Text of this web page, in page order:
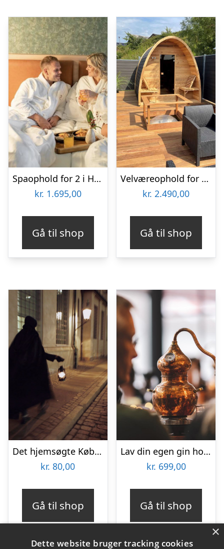
Spaophold for 2 i HimmerLand
kr. 1.695,00
Gå til shop
Velværeophold for 2 på Hvalpsund Færgekro
kr. 2.490,00
Gå til shop
Det hjemsøgte København med Ghosttour
kr. 80,00
Gå til shop
Lav din egen gin hos GinSkolen Haslev
kr. 699,00
Gå til shop
×
Dette website bruger tracking cookies